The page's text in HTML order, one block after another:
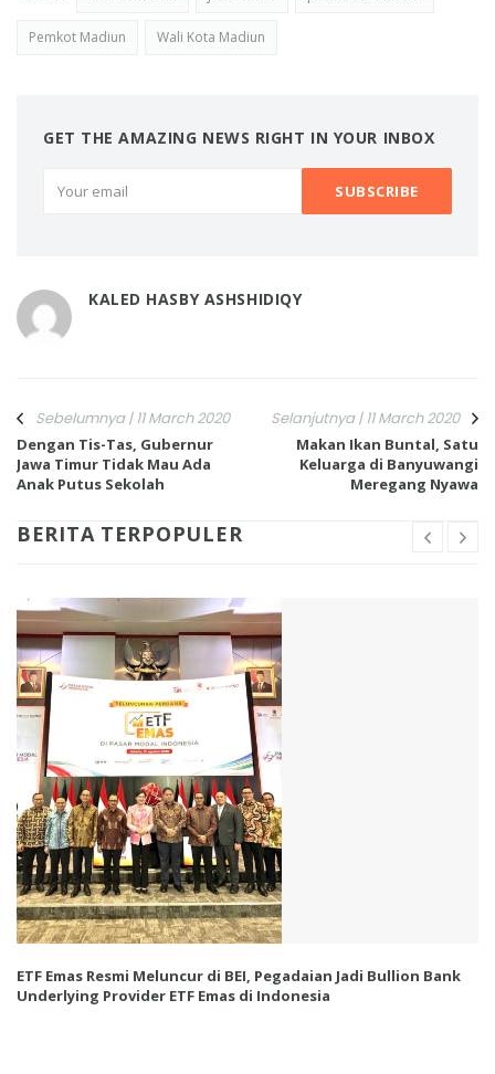
Pemkot Madiun Wali Kota Madiun
GET THE AMAZING NEWS RIGHT IN YOUR INBOX
KALED HASBY ASHSHIDIQY
Sebelumnya | 11 March 2020
Dengan Tis-Tas, Gubernur
Jawa Timur Tidak Mau Ada
Anak Putus Sekolah
Selanjutnya | 11 March 2020
Makan Ikan Buntal, Satu
Keluarga di Banyuwangi
Meregang Nyawa
BERITA TERPOPULER
ETF Emas Resmi Meluncur di BEI, Pegadaian Jadi Bullion Bank
Underlying Provider ETF Emas di Indonesia